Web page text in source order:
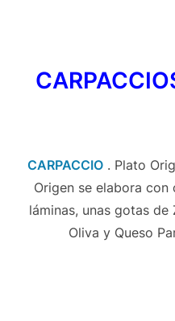
CARPACCIO . Plato
Origen se elabora con
láminas, unas gotas
Oliva y Queso